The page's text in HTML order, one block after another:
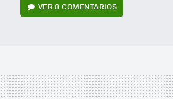
VER8 COMENTARIOS